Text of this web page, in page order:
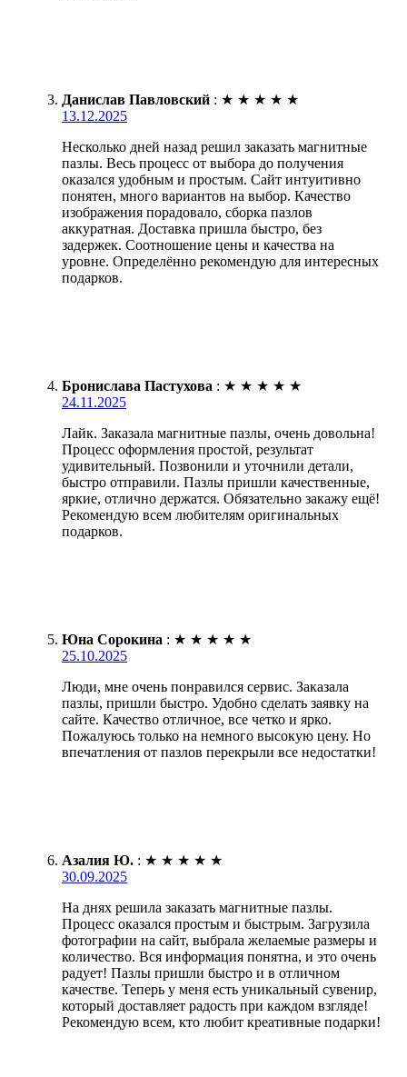
Данислав Павловский : ★ ★ ★ ★ ★
13.12.2025
Несколько дней назад решил заказать магнитные
пазлы. Весь процесс от выбора до получения
оказался удобным и простым. Сайт интуитивно
понятен, много вариантов на выбор. Качество
изображения порадовало, сборка пазлов
аккуратная. Доставка пришла быстро, без
задержек. Соотношение цены и качества на
уровне. Определённо рекомендую для интересных
подарков.
Бронислава Пастухова : ★ ★ ★ ★ ★
24.11.2025
Лайк. Заказала магнитные пазлы, очень довольна!
Процесс оформления простой, результат
удивительный. Позвонили и уточнили детали,
быстро отправили. Пазлы пришли качественные,
яркие, отлично держатся. Обязательно закажу ещё!
Рекомендую всем любителям оригинальных
подарков.
Юна Сорокина : ★ ★ ★ ★ ★
25.10.2025
Люди, мне очень понравился сервис. Заказала
пазлы, пришли быстро. Удобно сделать заявку на
сайте. Качество отличное, все четко и ярко.
Пожалуюсь только на немного высокую цену. Но
впечатления от пазлов перекрыли все недостатки!
Азалия Ю. : ★ ★ ★ ★ ★
30.09.2025
На днях решила заказать магнитные пазлы.
Процесс оказался простым и быстрым. Загрузила
фотографии на сайт, выбрала желаемые размеры и
количество. Вся информация понятна, и это очень
радует! Пазлы пришли быстро и в отличном
качестве. Теперь у меня есть уникальный сувенир,
который доставляет радость при каждом взгляде!
Рекомендую всем, кто любит креативные подарки!